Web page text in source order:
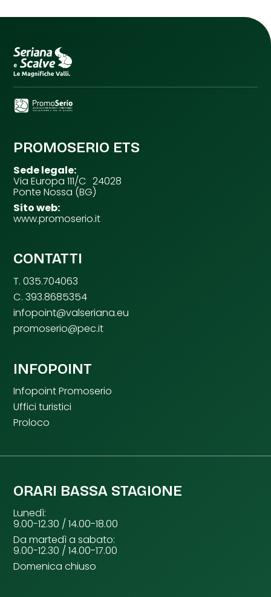
PROMOSERIO ETS
Sede legale:
Via Europa 111/C 24028
Ponte Nossa (BG)
Sito web:
www.promoserio.it
CONTATTI
T. 035.704063
C. 393.8685354
infopoint@valseriana.eu
promoserio@pec.it
INFOPOINT
Infopoint Promoserio
Uffici turistici
Proloco
ORARI BASSA STAGIONE
Lunedì:
9.00-12.30 / 14.00-18.00
Da martedì a sabato:
9.00-12.30 / 14.00-17.00
Domenica chiuso